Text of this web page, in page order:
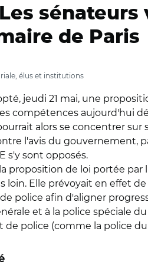
Les
de Paris
élus et institutions
jeudi 21 mai, une
compétences aujourd'hui
alors se concentrer
l'avis du gouvernement,
s'y sont opposés.
proposition de loi portée par
loin. Elle prévoyait en effet
police afin d'aligner
et à la police spéciale
police (comme la police